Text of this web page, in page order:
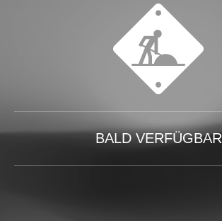
BALD VERFÜGBAR